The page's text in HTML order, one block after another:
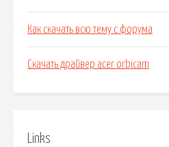
Как скачать всю тему с форума
Скачать драйвер acer orbicam
Links